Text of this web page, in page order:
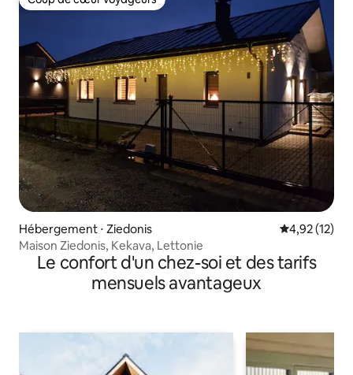
Coup de cœur voyageurs
Hébergement ⋅ Ziedonis Évaluation
4,92 (12)
Maison Ziedonis, Kekava, Lettonie
Le confort d'un chez-soi et des tarifs
mensuels avantageux